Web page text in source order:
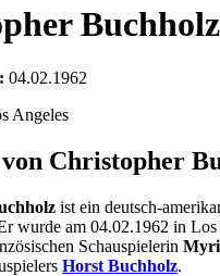
Buchholz
04.02.1962
Angeles
Christopher
ist ein deutsch-
wurde am 04.02.1962 in
Schauspielerin
Horst Buchholz.